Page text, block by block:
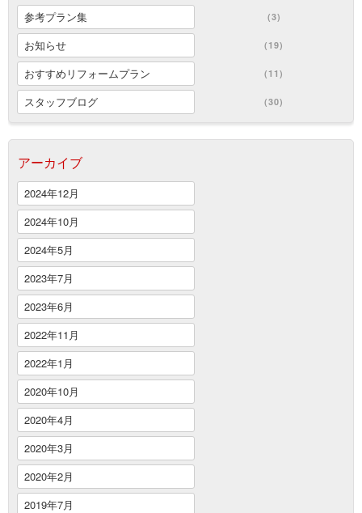
参考プラン集 (3)
お知らせ (19)
おすすめリフォームプラン (11)
スタッフブログ (30)
アーカイブ
2024年12月
2024年10月
2024年5月
2023年7月
2023年6月
2022年11月
2022年1月
2020年10月
2020年4月
2020年3月
2020年2月
2019年7月